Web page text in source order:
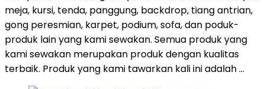
meja, kursi, tenda, panggung, backdrop, tiang antrian,
gong peresmian, karpet, podium, sofa, dan poduk-
produk lain yang kami sewakan. Semua produk yang
kami sewakan merupakan produk dengan kualitas
terbaik. Produk yang kami tawarkan kali ini adalah …